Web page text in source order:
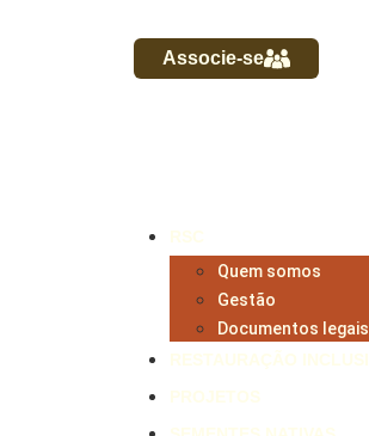
Associe-se
Quem somos
Gestão
Documentos legais